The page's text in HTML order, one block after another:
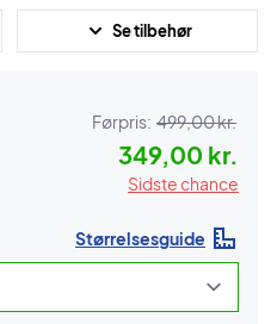
Se tilbehør
Førpris: 499,00 kr.
349,00 kr.
Sidste chance
Størrelsesguide